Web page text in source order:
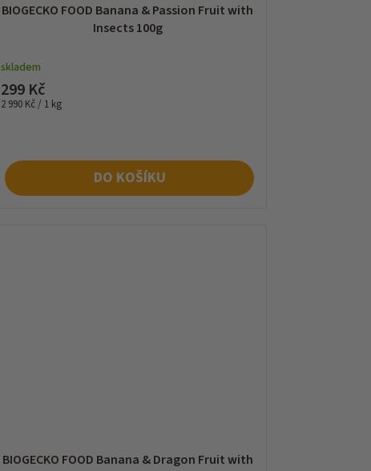
BIOGECKO FOOD Banana & Passion Fruit with
Insects 100g
skladem
299 Kč
Měrná
2 990 Kč / 1 kg
DO KOŠÍKU
BIOGECKO FOOD Banana & Dragon Fruit with